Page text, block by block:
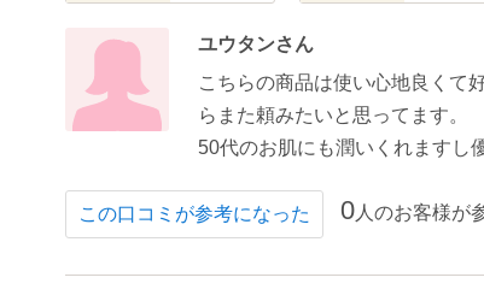
ユウタンさん
こちらの商品は使い心地良くて
らまた頼みたいと思ってます。
50代のお肌にも潤いくれますし
この口コミが参考になった 0人のお客様が